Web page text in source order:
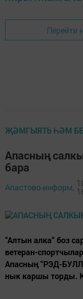
Перейти
ҖӘМГЫЯТЬ ҺӘМ
Апасның
бара
Апастово-информ,
“Алтын алка“ боз
ветеран-
Апасның “РЭД-
нык каршы торды.